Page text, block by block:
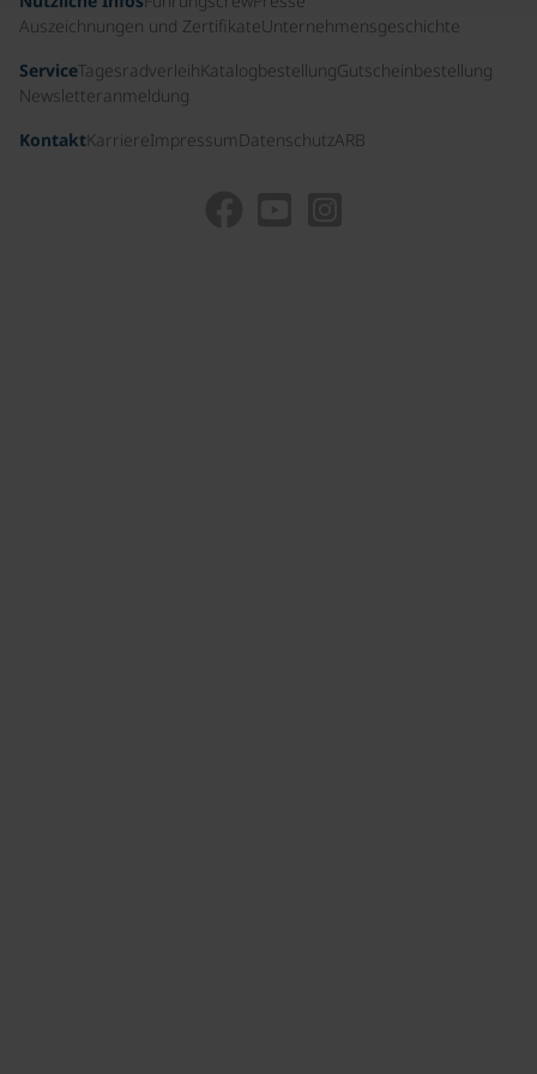
Auszeichnungen und ZertifikateUnternehmensgeschichte
ServiceTagesradverleihKatalogbestellungGutscheinbestellung
Newsletteranmeldung
KontaktKarriereImpressum DatenschutzARB